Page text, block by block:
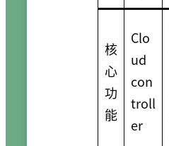
核
心
功
能
Clo
ud
con
troll
er